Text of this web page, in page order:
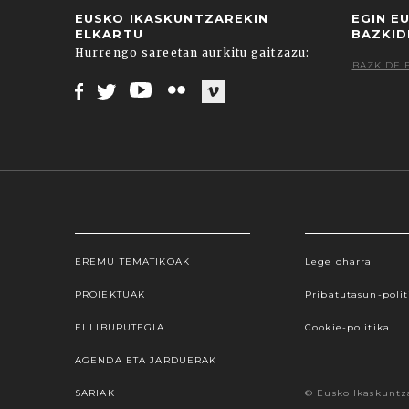
EUSKO IKASKUNTZAREKIN
ELKARTU
Hurrengo sareetan aurkitu gaitzazu:
EGIN
BAZKIDE
EREMU TEMATIKOAK
PROIEKTUAK
EI LIBURUTEGIA
AGENDA ETA JARDUERAK
SARIAK
Lege oharra
Pribatutasun-
Cookie-politika
© Eusko
Webgune honek cookieak erabiltzen ditu,
hauta dezakezu. Cookie batzuk blokeatu nahi